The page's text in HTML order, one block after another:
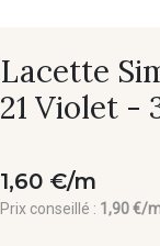
Lacette
21 Violet -
1,60 €/m
Prix conseillé : 1,90 €/